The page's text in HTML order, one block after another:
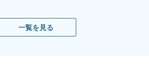
一覧を見る